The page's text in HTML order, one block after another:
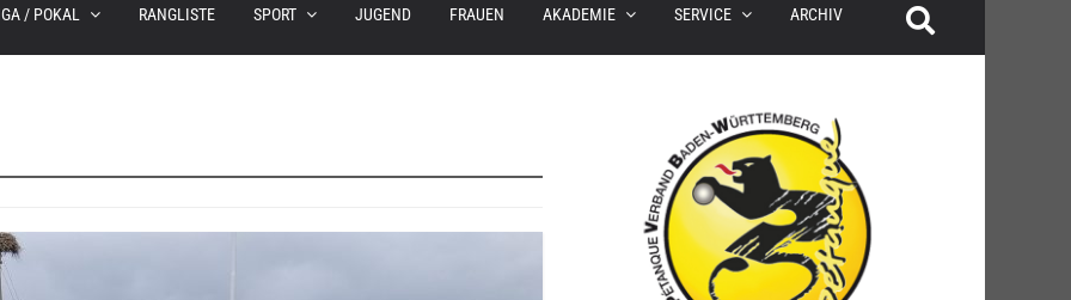
/ POKAL RANGLISTE SPORT JUGEND FRAUEN AKADEMIE SERVICE ARCHIV